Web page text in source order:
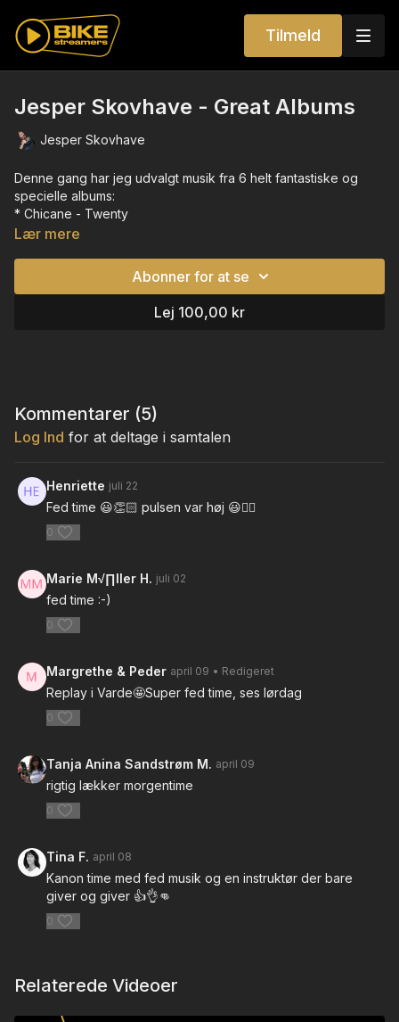
Tilmeld
Jesper Skovhave - Great Albums
Jesper Skovhave
Denne gang har jeg udvalgt musik fra 6 helt fantastiske og
specielle albums:
* Chicane - Twenty
* Depeche Mode - Violator
* Michael Jackson - Thriller
Lær mere
Abonner for at se
Lej 100,00 kr
Kommentarer (5)
Log Ind for at deltage i samtalen
Henriette juli 22
Fed time 😃👏🏻 pulsen var høj 😃👍🏻
0
Marie M√∏ller H. juli 02
fed time :-)
0
Margrethe & Peder april 09 • Redigeret
Replay i Varde🤩Super fed time, ses lørdag
0
Tanja Anina Sandstrøm M. april 09
rigtig lækker morgentime
0
Tina F. april 08
Kanon time med fed musik og en instruktør der bare
giver og giver 👍👌👊
0
Relaterede Videoer